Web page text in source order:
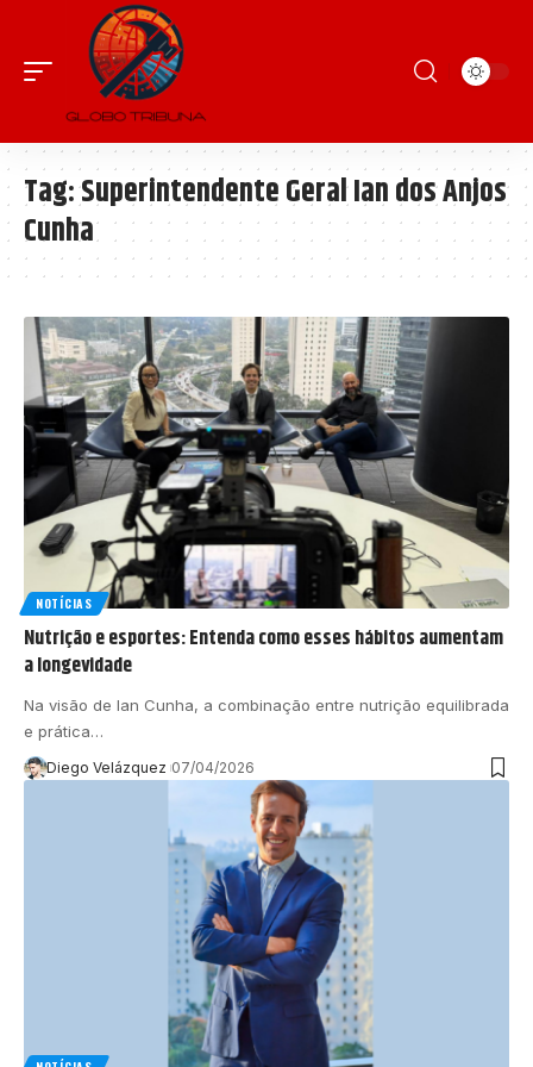
Tag:Superintendente Geral Ian dos Anjos
Cunha
NOTÍCIAS
Nutrição e esportes: Entenda como esses hábitos aumentam
a longevidade
Na visão de Ian Cunha, a combinação entre nutrição equilibrada
e prática…
Diego Velázquez 07/04/2026